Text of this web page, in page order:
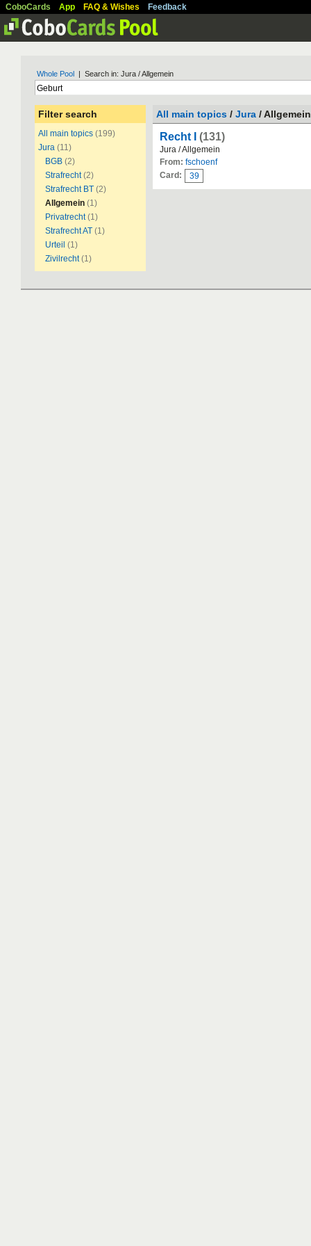
CoboCards App FAQ & Wishes Feedback
Whole Pool | Search in: Jura / Allgemein
Filter search
All main topics (199)
Jura (11)
BGB (2)
Strafrecht (2)
Strafrecht BT (2)
Allgemein (1)
Privatrecht (1)
Strafrecht AT (1)
Urteil (1)
Zivilrecht (1)
All main topics / Jura / Allgemein
Recht I (131)
Jura / Allgemein
From: fschoenf
Card:
39